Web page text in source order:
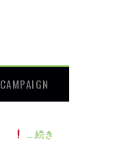
CAMPAIGN
...続き